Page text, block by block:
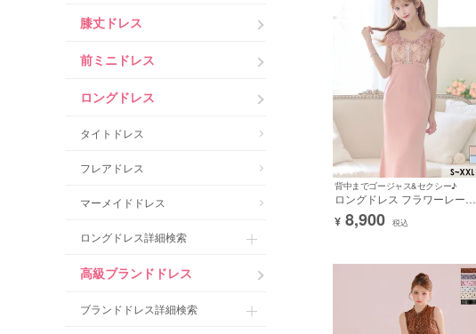
膝丈ドレス
前ミニドレス
ロングドレス
タイトドレス
フレアドレス
マーメイドドレス
ロングドレス詳細検索
高級ブランドドレス
ブランドドレス詳細検索
背中までゴージャス&セクシー♪
ロングドレス フラワーレース
フリル袖 バストジップ ストレ
ッチ ピンク XXL タイト キャ
¥ 8,900 税込